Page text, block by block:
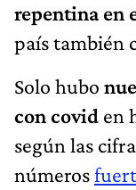
repentina en
país también
Solo hubo
con covid en
según las
números